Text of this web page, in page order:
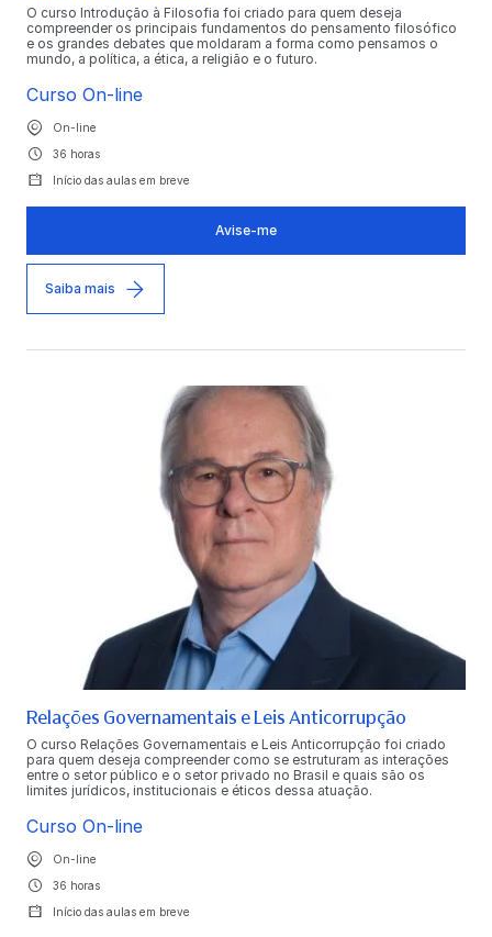
O curso Introdução à Filosofia foi criado para quem deseja
compreender os principais fundamentos do pensamento filosófico
e os grandes debates que moldaram a forma como pensamos o
mundo, a política, a ética, a religião e o futuro.
Curso On-line
On-line
36 horas
Início das aulas em breve
Avise-me
Saiba mais
Relações Governamentais e Leis Anticorrupção
O curso Relações Governamentais e Leis Anticorrupção foi criado
para quem deseja compreender como se estruturam as interações
entre o setor público e o setor privado no Brasil e quais são os
limites jurídicos, institucionais e éticos dessa atuação.
Curso On-line
On-line
36 horas
Início das aulas em breve